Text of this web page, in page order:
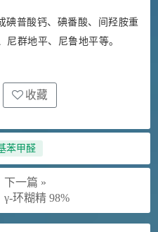
碘普酸钙、碘番酸、间羟胺重
群地平、尼鲁地平等。
收藏
苯甲醛
下一篇 »
γ-环糊精 98%